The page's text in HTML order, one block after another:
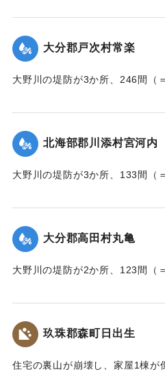
｜固有コード: 002680202
大分郡戸次村常楽
大野川の堤防が3か所、246間（
｜固有コード: 002680204
北海部郡川添村宮河内
大野川の堤防が3か所、133間（
｜固有コード: 002680205
大分郡高田村丸亀
大野川の堤防が2か所、123間（
｜固有コード: 002680206
玖珠郡森町日出生
住宅の裏山が崩壊し、家屋1棟が